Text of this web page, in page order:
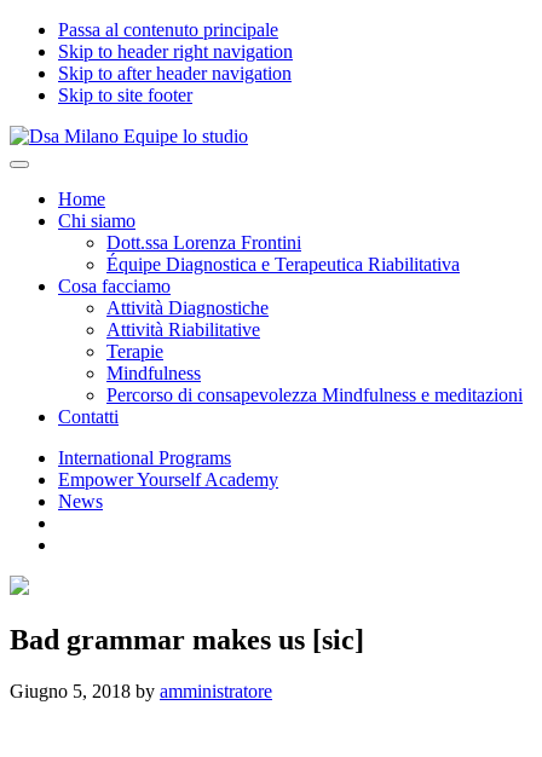
Passa al contenuto principale
Skip to header right navigation
Skip to after header navigation
Skip to site footer
Dsa
Equipe
Specialisti
benessere
psicologico
evolutiva
Menu
Home
Chi siamo
Dott.ssa Lorenza Frontini
Équipe Diagnostica e Terapeutica Riabilitativa
Cosa facciamo
Attività Diagnostiche
Attività Riabilitative
Terapie
Mindfulness
Percorso di consapevolezza Mindfulness e meditazioni
Contatti
International Programs
Empower Yourself Academy
News
Bad grammar makes us [sic]
Giugno 5, 2018 by amministratore